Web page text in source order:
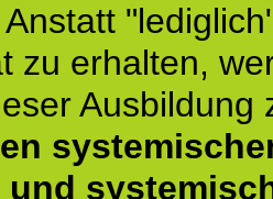
Anstatt
zu erhalten,
Ausbildung
und